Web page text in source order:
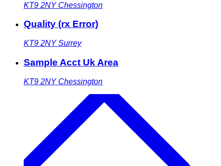
KT9 2NY Chessington
Quality (rx Error)
KT9 2NY Surrey
Sample Acct Uk Area
KT9 2NY Chessington